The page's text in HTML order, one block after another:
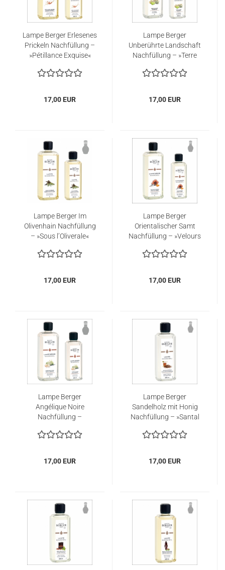
Lampe Berger Erlesenes
Prickeln Nachfüllung –
»Pétillance Exquise«
17,00 EUR
Lampe Berger
Unberührte Landschaft
Nachfüllung – »Terre
17,00 EUR
Lampe Berger Im
Olivenhain Nachfüllung
– »Sous l’Oliverale«
17,00 EUR
Lampe Berger
Orientalischer Samt
Nachfüllung – »Velours
17,00 EUR
Lampe Berger
Angélique Noire
Nachfüllung –
17,00 EUR
Lampe Berger
Sandelholz mit Honig
Nachfüllung – »Santal
17,00 EUR